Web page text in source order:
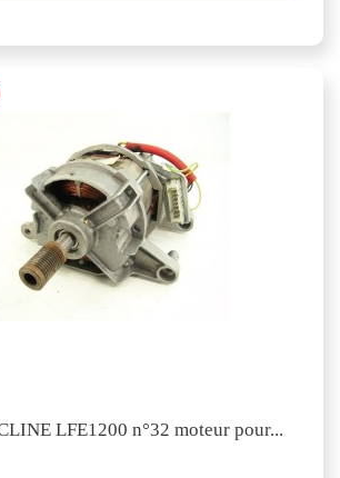
LFE1200 n°32 moteur pour...